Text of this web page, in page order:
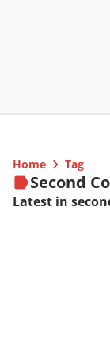
Home Tag
Second
Latest in